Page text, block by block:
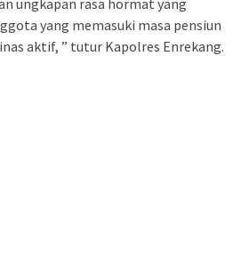
ungkapan rasa hormat yang
yang memasuki masa pensiun
aktif, ” tutur Kapolres Enrekang.